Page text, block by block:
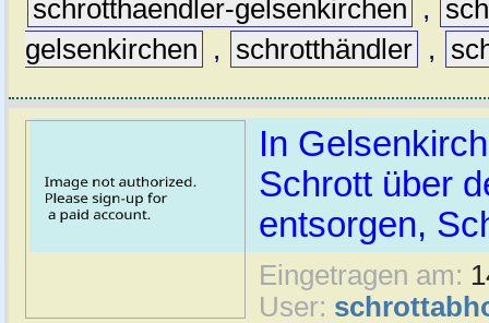
schrotthaendler-gelsenkirchen ,
gelsenkirchen
, schrotthändler ,
In
Schrott über
entsorgen,
Eingetragen am:
User: